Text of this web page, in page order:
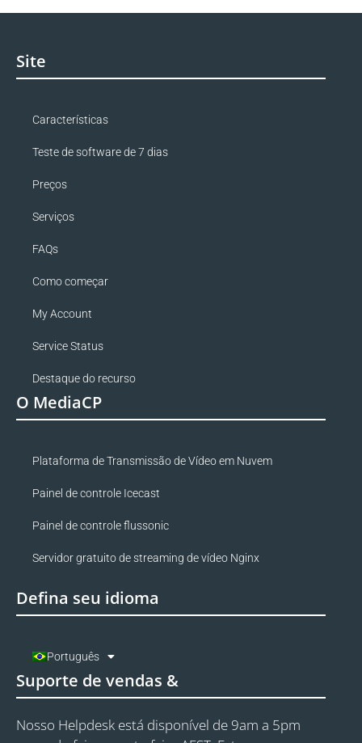
Site
Características
Teste de software de 7 dias
Preços
Serviços
FAQs
Como começar
My Account
Service Status
Destaque do recurso
O MediaCP
Plataforma de Transmissão de Vídeo em Nuvem
Painel de controle Icecast
Painel de controle flussonic
Servidor gratuito de streaming de vídeo Nginx
Defina seu idioma
Português
Suporte de vendas &
Nosso Helpdesk está disponível de 9am a 5pm